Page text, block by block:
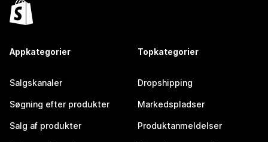
Appkategorier
Salgskanaler
Søgning efter produkter
Salg af produkter
Topkategorier
Dropshipping
Markedspladser
Produktanmeldelser